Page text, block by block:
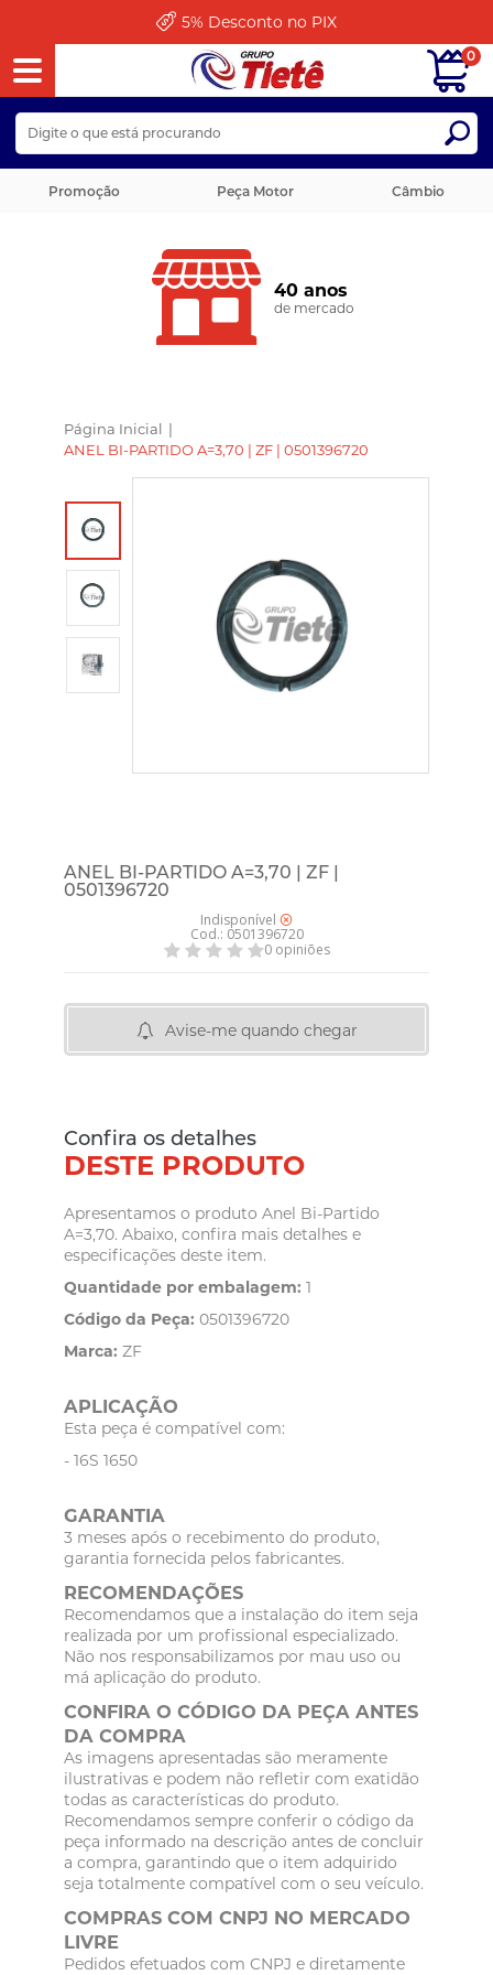
5% Desconto no PIX
Promoção Peça Motor Câmbio
0
40 anos
de mercado
Página Inicial |
ANEL BI-PARTIDO A=3,70 | ZF | 0501396720
ANEL BI-PARTIDO A=3,70 | ZF |
0501396720
Indisponível
Cod.: 0501396720
0 opiniões
Avise-me quando chegar
Confira os detalhes
DESTE PRODUTO
Apresentamos o produto Anel Bi-Partido
A=3,70. Abaixo, confira mais detalhes e
especificações deste item.
Quantidade por embalagem: 1
Código da Peça: 0501396720
Marca: ZF
APLICAÇÃO
Esta peça é compatível com:
- 16S 1650
GARANTIA
3 meses após o recebimento do produto,
garantia fornecida pelos fabricantes.
RECOMENDAÇÕES
Recomendamos que a instalação do item seja
realizada por um profissional especializado.
Não nos responsabilizamos por mau uso ou
má aplicação do produto.
CONFIRA O CÓDIGO DA PEÇA ANTES
DA COMPRA
As imagens apresentadas são meramente
ilustrativas e podem não refletir com exatidão
todas as características do produto.
Recomendamos sempre conferir o código da
peça informado na descrição antes de concluir
a compra, garantindo que o item adquirido
seja totalmente compatível com o seu veículo.
COMPRAS COM CNPJ NO MERCADO
LIVRE
Pedidos efetuados com CNPJ e diretamente